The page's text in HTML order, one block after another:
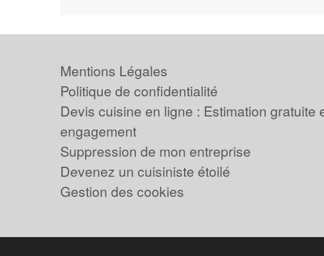
Mentions Légales
Politique de confidentialité
Devis cuisine en ligne : Estimation gratuite
engagement
Suppression de mon entreprise
Devenez un cuisiniste étoilé
Gestion des cookies